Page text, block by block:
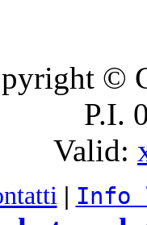
©
P.I.
Valid:
| Info